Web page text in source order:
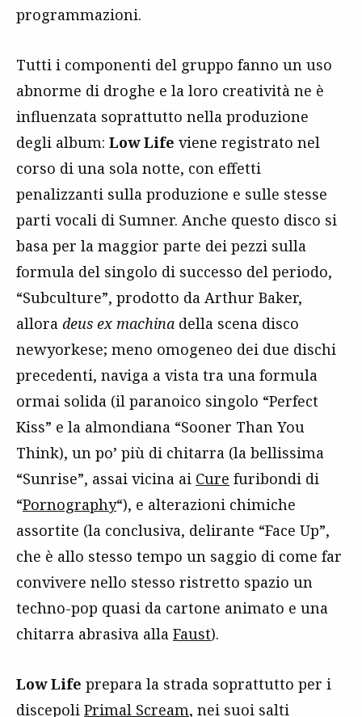
programmazioni.
Tutti i componenti del gruppo fanno un uso
abnorme di droghe e la loro creatività ne è
influenzata soprattutto nella produzione
degli album: Low Life viene registrato nel
corso di una sola notte, con effetti
penalizzanti sulla produzione e sulle stesse
parti vocali di Sumner. Anche questo disco si
basa per la maggior parte dei pezzi sulla
formula del singolo di successo del periodo,
“Subculture”, prodotto da Arthur Baker,
allora deus ex machina della scena disco
newyorkese; meno omogeneo dei due dischi
precedenti, naviga a vista tra una formula
ormai solida (il paranoico singolo “Perfect
Kiss” e la almondiana “Sooner Than You
Think), un po’ più di chitarra (la bellissima
“Sunrise”, assai vicina ai Cure furibondi di
“Pornography“), e alterazioni chimiche
assortite (la conclusiva, delirante “Face Up”,
che è allo stesso tempo un saggio di come far
convivere nello stesso ristretto spazio un
techno-pop quasi da cartone animato e una
chitarra abrasiva alla Faust).
Low Life prepara la strada soprattutto per i
discepoli Primal Scream, nei suoi salti